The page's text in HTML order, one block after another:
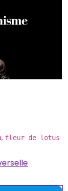
, fleur de lotus